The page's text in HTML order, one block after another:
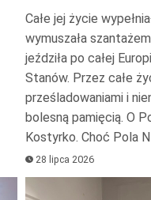
Całe jej życie
wymuszała
jeździła po całej
Stanów. Przez całe
prześladowaniami i
bolesną pamięcią. O
Kostyrko. Choć Pola
28 lipca 2026
Odtwarzacz